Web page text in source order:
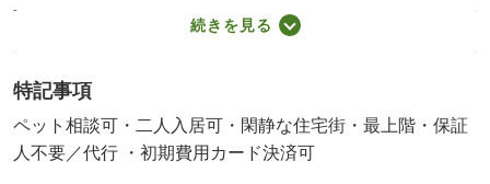
料１０，０００円／年、再契約手数料：新賃料総額の５
５％／２年、※ペット飼育可：大型犬・猫可（猫飼育の場
は礼金０、大型犬・猫が飼育できる貴重な物件です！近隣
にスーパー・ドラッグストアがあり、とても便利な立地で
す。・鍵交換代：あり２２，０００円～・維持費等：町会
続きを見る
特記事項
ペット相談可・二人入居可・閑静な住宅街・最上階・保証
人不要／代行 ・初期費用カード決済可